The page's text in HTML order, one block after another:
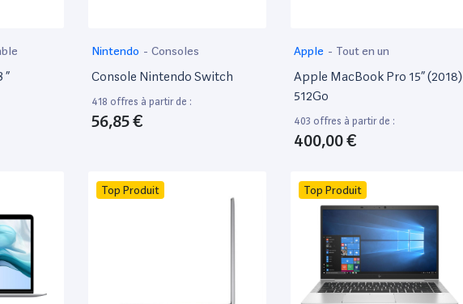
”
Nintendo - Consoles
Console Nintendo Switch
418 offres à partir de :
56,85 €
Apple - Tout en un
Apple MacBook Pro 15” (2018)
512Go
403 offres à partir de :
400,00 €
Top Produit Top Produit